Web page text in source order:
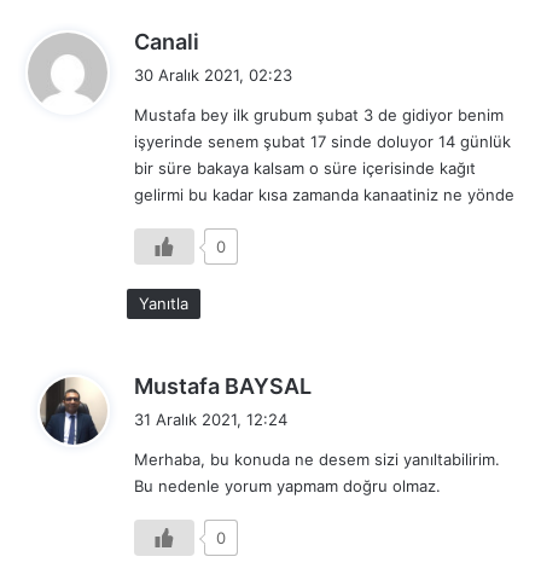
Canali
i
k
i
:
30 Aralık 2021, 02:23
Mustafa bey ilk grubum şubat 3 de gidiyor benim
işyerinde senem şubat 17 sinde doluyor 14 günlük
bir süre bakaya kalsam o süre içerisinde kağıt
gelirmi bu kadar kısa zamanda kanaatiniz ne yönde
0
Yanıtla
Mustafa BAYSAL
i
k
31 Aralık 2021, 12:24
Merhaba, bu konuda ne desem sizi yanıltabilirim.
Bu nedenle yorum yapmam doğru olmaz.
0